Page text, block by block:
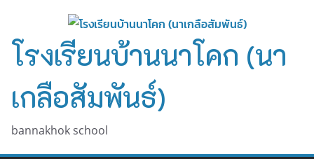
content
โรงเรียนบ้านนาโคก (นา
เกลือสัมพันธ์)
bannakhok school